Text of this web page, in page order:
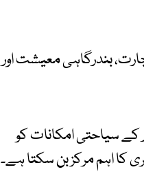
بندرگاہی معیشت اور
کے سیاحتی امکانات کو
کا اہم مرکز بن سکتا ہے۔